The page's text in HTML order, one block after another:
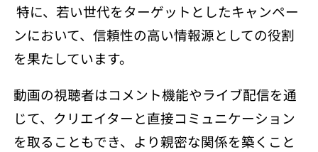
特に、若い世代をターゲットとしたキャンペー
ンにおいて、信頼性の高い情報源としての役割
を果たしています。
動画の視聴者はコメント機能やライブ配信を通
じて、クリエイターと直接コミュニケーション
を取ることもでき、より親密な関係を築くこと